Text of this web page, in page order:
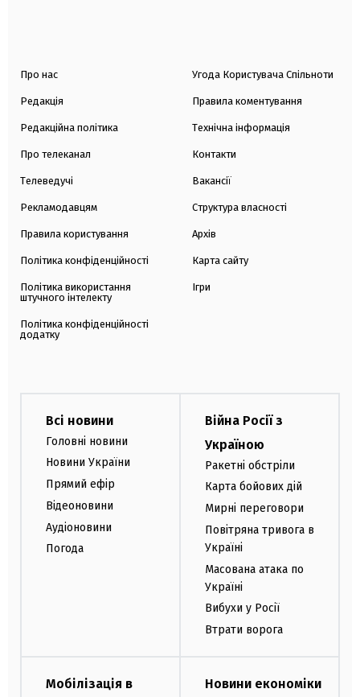
Про нас
Редакція
Редакційна політика
Про телеканал
Телеведучі
Рекламодавцям
Правила користування
Політика конфіденційності
Політика використання
штучного інтелекту
Політика конфіденційності
додатку
Угода Користувача Спільноти
Правила коментування
Технічна інформація
Контакти
Вакансії
Структура власності
Архів
Карта сайту
Ігри
Всі новини
Головні новини
Новини України
Прямий ефір
Відеоновини
Аудіоновини
Погода
Війна Росії з
Україною
Ракетні обстріли
Карта бойових дій
Мирні переговори
Повітряна тривога в
Україні
Масована атака по
Україні
Вибухи у Росії
Втрати ворога
Мобілізація в
Новини економіки